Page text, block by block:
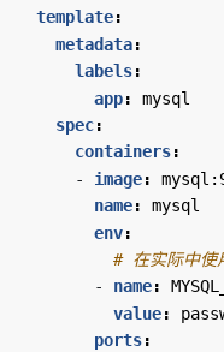
template:
metadata:
labels:
app:
mysql
spec:
containers:
- image:
name:
mysql
env:
# 在实际中
- name:
value:
ports: